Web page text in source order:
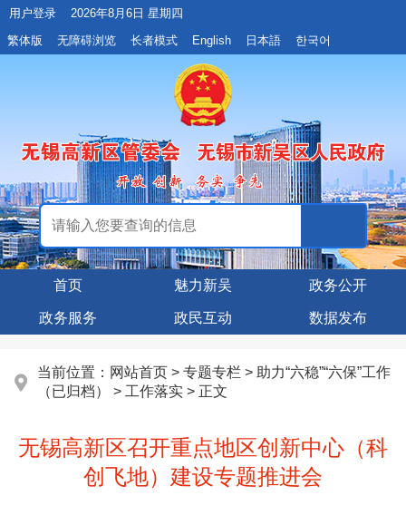
用户登录
2026年8月6日 星期四
繁体版
无障碍浏览 长者模式 English 日本語 한국어
首页 魅力新吴 政务公开
政务服务 政民互动 数据发布
当前位置： 网站首页 > 专题专栏 > 助力“六稳”“六保”工作
（已归档）
> 工作落实 > 正文
无锡高新区召开重点地区创新中心（科
创飞地）建设专题推进会